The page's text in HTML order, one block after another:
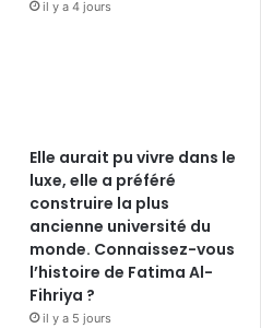
il y a 4 jours
Elle aurait pu vivre dans le
luxe, elle a préféré
construire la plus
ancienne université du
monde. Connaissez-vous
l’histoire de Fatima Al-
Fihriya ?
il y a 5 jours